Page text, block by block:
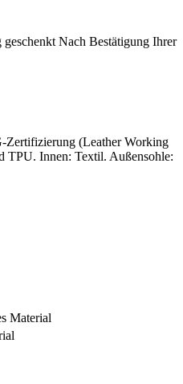
geschenkt Nach Bestätigung Ihrer
Zertifizierung (Leather Working
TPU. Innen: Textil. Außensohle:
Material